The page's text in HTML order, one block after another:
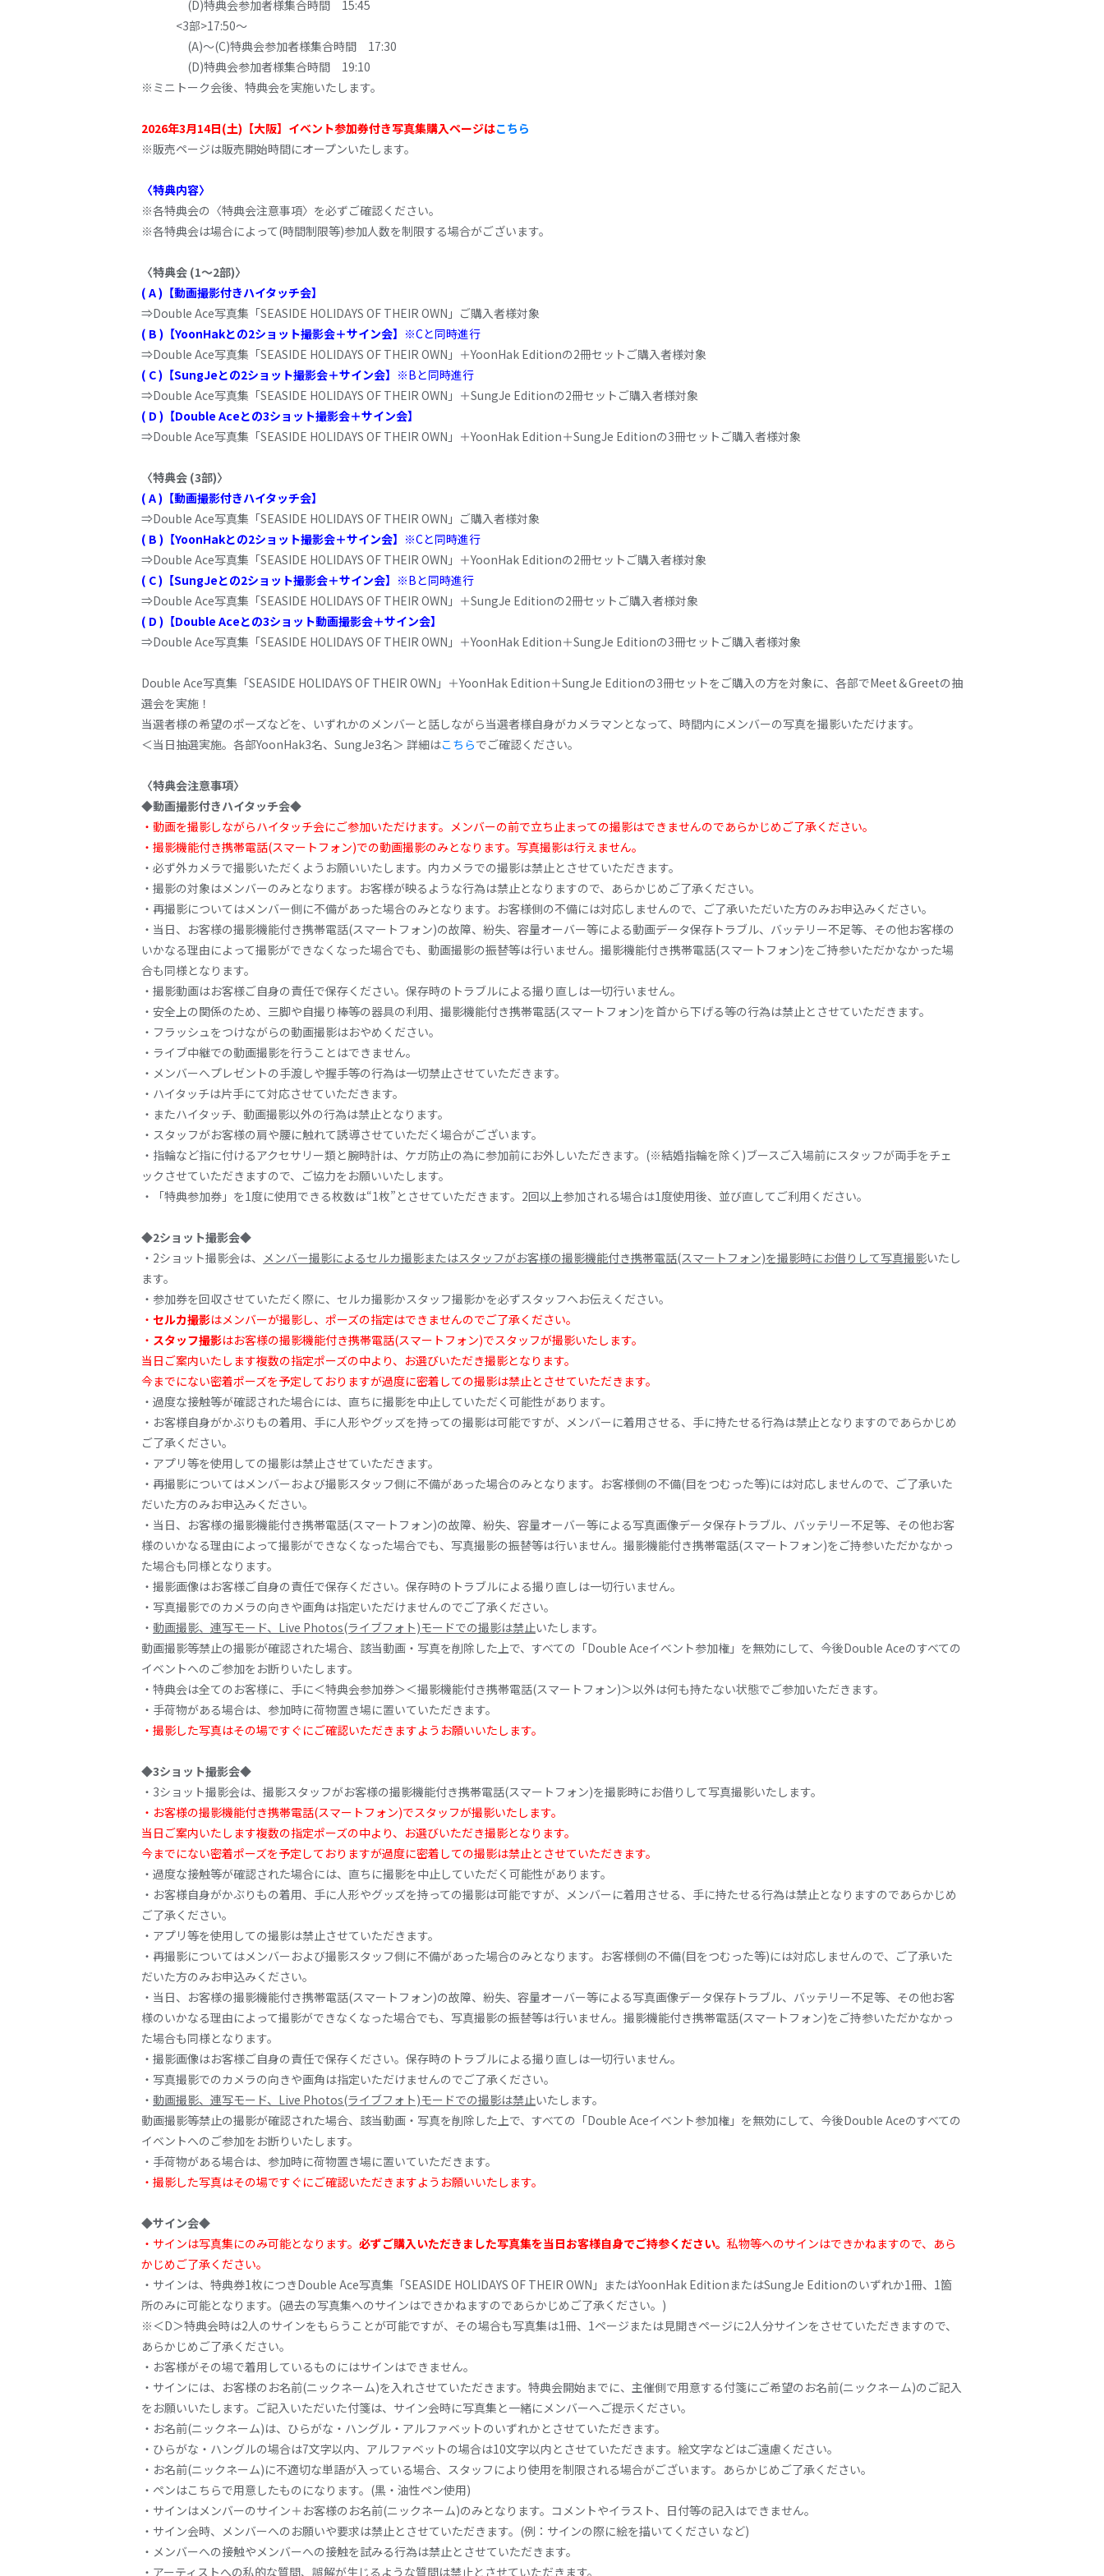
(D)特典会参加者様集合時間 15:45
<3部>17:50～
(A)～(C)特典会参加者様集合時間 17:30
(D)特典会参加者様集合時間 19:10
※ミニトーク会後、特典会を実施いたします。
2026年3月14日(土)【大阪】イベント参加券付き写真集購入ページはこちら
※販売ページは販売開始時間にオープンいたします。
〈特典内容〉
※各特典会の〈特典会注意事項〉を必ずご確認ください。
※各特典会は場合によって(時間制限等)参加人数を制限する場合がございます。
〈特典会 (1～2部)〉
( A )【動画撮影付きハイタッチ会】
⇒Double Ace写真集「SEASIDE HOLIDAYS OF THEIR OWN」ご購入者様対象
( B )【YoonHakとの2ショット撮影会＋サイン会】 ※Cと同時進行
⇒Double Ace写真集「SEASIDE HOLIDAYS OF THEIR OWN」＋YoonHak Editionの2冊セットご購入者様対象
( C )【SungJeとの2ショット撮影会＋サイン会】 ※Bと同時進行
⇒Double Ace写真集「SEASIDE HOLIDAYS OF THEIR OWN」＋SungJe Editionの2冊セットご購入者様対象
( D )【Double Aceとの3ショット撮影会＋サイン会】
⇒Double Ace写真集「SEASIDE HOLIDAYS OF THEIR OWN」＋YoonHak Edition＋SungJe Editionの3冊セットご購入者様対象
〈特典会 (3部)〉
( A )【動画撮影付きハイタッチ会】
⇒Double Ace写真集「SEASIDE HOLIDAYS OF THEIR OWN」ご購入者様対象
( B )【YoonHakとの2ショット撮影会＋サイン会】 ※Cと同時進行
⇒Double Ace写真集「SEASIDE HOLIDAYS OF THEIR OWN」＋YoonHak Editionの2冊セットご購入者様対象
( C )【SungJeとの2ショット撮影会＋サイン会】 ※Bと同時進行
⇒Double Ace写真集「SEASIDE HOLIDAYS OF THEIR OWN」＋SungJe Editionの2冊セットご購入者様対象
( D )【Double Aceとの3ショット動画撮影会＋サイン会】
⇒Double Ace写真集「SEASIDE HOLIDAYS OF THEIR OWN」＋YoonHak Edition＋SungJe Editionの3冊セットご購入者様対象
Double Ace写真集「SEASIDE HOLIDAYS OF THEIR OWN」＋YoonHak Edition＋SungJe Editionの3冊セットをご購入の方を対象に、各部でMeet＆Greetの抽
選会を実施！
当選者様の希望のポーズなどを、いずれかのメンバーと話しながら当選者様自身がカメラマンとなって、時間内にメンバーの写真を撮影いただけます。
＜当日抽選実施。各部YoonHak3名、SungJe3名＞ 詳細はこちらでご確認ください。
〈特典会注意事項〉
◆動画撮影付きハイタッチ会◆
・動画を撮影しながらハイタッチ会にご参加いただけます。メンバーの前で立ち止まっての撮影はできませんのであらかじめご了承ください。
・撮影機能付き携帯電話(スマートフォン)での動画撮影のみとなります。写真撮影は行えません。
・必ず外カメラで撮影いただくようお願いいたします。内カメラでの撮影は禁止とさせていただきます。
・撮影の対象はメンバーのみとなります。お客様が映るような行為は禁止となりますので、あらかじめご了承ください。
・再撮影についてはメンバー側に不備があった場合のみとなります。お客様側の不備には対応しませんので、ご了承いただいた方のみお申込みください。
・当日、お客様の撮影機能付き携帯電話(スマートフォン)の故障、紛失、容量オーバー等による動画データ保存トラブル、バッテリー不足等、その他お客様の
いかなる理由によって撮影ができなくなった場合でも、動画撮影の振替等は行いません。撮影機能付き携帯電話(スマートフォン)をご持参いただかなかった場
合も同様となります。
・撮影動画はお客様ご自身の責任で保存ください。保存時のトラブルによる撮り直しは一切行いません。
・安全上の関係のため、三脚や自撮り棒等の器具の利用、撮影機能付き携帯電話(スマートフォン)を首から下げる等の行為は禁止とさせていただきます。
・フラッシュをつけながらの動画撮影はおやめください。
・ライブ中継での動画撮影を行うことはできません。
・メンバーへプレゼントの手渡しや握手等の行為は一切禁止させていただきます。
・ハイタッチは片手にて対応させていただきます。
・またハイタッチ、動画撮影以外の行為は禁止となります。
・スタッフがお客様の肩や腰に触れて誘導させていただく場合がございます。
・指輪など指に付けるアクセサリー類と腕時計は、ケガ防止の為に参加前にお外しいただきます。(※結婚指輪を除く)ブースご入場前にスタッフが両手をチェ
ックさせていただきますので、ご協力をお願いいたします。
・「特典参加券」を1度に使用できる枚数は“1枚”とさせていただきます。2回以上参加される場合は1度使用後、並び直してご利用ください。
◆2ショット撮影会◆
・2ショット撮影会は、 メンバー撮影によるセルカ撮影またはスタッフがお客様の撮影機能付き携帯電話(スマートフォン)を撮影時にお借りして写真撮影いたし
ます。
・参加券を回収させていただく際に、セルカ撮影かスタッフ撮影かを必ずスタッフへお伝えください。
・ セルカ撮影はメンバーが撮影し、ポーズの指定はできませんのでご了承ください。
・ スタッフ撮影はお客様の撮影機能付き携帯電話(スマートフォン)でスタッフが撮影いたします。
当日ご案内いたします複数の指定ポーズの中より、お選びいただき撮影となります。
今までにない密着ポーズを予定しておりますが過度に密着しての撮影は禁止とさせていただきます。
・過度な接触等が確認された場合には、直ちに撮影を中止していただく可能性があります。
・お客様自身がかぶりもの着用、手に人形やグッズを持っての撮影は可能ですが、メンバーに着用させる、手に持たせる行為は禁止となりますのであらかじめ
ご了承ください。
・アプリ等を使用しての撮影は禁止させていただきます。
・再撮影についてはメンバーおよび撮影スタッフ側に不備があった場合のみとなります。お客様側の不備(目をつむった等)には対応しませんので、ご了承いた
だいた方のみお申込みください。
・当日、お客様の撮影機能付き携帯電話(スマートフォン)の故障、紛失、容量オーバー等による写真画像データ保存トラブル、バッテリー不足等、その他お客
様のいかなる理由によって撮影ができなくなった場合でも、写真撮影の振替等は行いません。撮影機能付き携帯電話(スマートフォン)をご持参いただかなかっ
た場合も同様となります。
・撮影画像はお客様ご自身の責任で保存ください。保存時のトラブルによる撮り直しは一切行いません。
・写真撮影でのカメラの向きや画角は指定いただけませんのでご了承ください。
・ 動画撮影、連写モード、Live Photos(ライブフォト)モードでの撮影は禁止いたします。
動画撮影等禁止の撮影が確認された場合、該当動画・写真を削除した上で、すべての「Double Aceイベント参加権」を無効にして、今後Double Aceのすべての
イベントへのご参加をお断りいたします。
・特典会は全てのお客様に、手に＜特典会参加券＞＜撮影機能付き携帯電話(スマートフォン)＞以外は何も持たない状態でご参加いただきます。
・手荷物がある場合は、参加時に荷物置き場に置いていただきます。
・撮影した写真はその場ですぐにご確認いただきますようお願いいたします。
◆3ショット撮影会◆
・3ショット撮影会は、撮影スタッフがお客様の撮影機能付き携帯電話(スマートフォン)を撮影時にお借りして写真撮影いたします。
・お客様の撮影機能付き携帯電話(スマートフォン)でスタッフが撮影いたします。
当日ご案内いたします複数の指定ポーズの中より、お選びいただき撮影となります。
今までにない密着ポーズを予定しておりますが過度に密着しての撮影は禁止とさせていただきます。
・過度な接触等が確認された場合には、直ちに撮影を中止していただく可能性があります。
・お客様自身がかぶりもの着用、手に人形やグッズを持っての撮影は可能ですが、メンバーに着用させる、手に持たせる行為は禁止となりますのであらかじめ
ご了承ください。
・アプリ等を使用しての撮影は禁止させていただきます。
・再撮影についてはメンバーおよび撮影スタッフ側に不備があった場合のみとなります。お客様側の不備(目をつむった等)には対応しませんので、ご了承いた
だいた方のみお申込みください。
・当日、お客様の撮影機能付き携帯電話(スマートフォン)の故障、紛失、容量オーバー等による写真画像データ保存トラブル、バッテリー不足等、その他お客
様のいかなる理由によって撮影ができなくなった場合でも、写真撮影の振替等は行いません。撮影機能付き携帯電話(スマートフォン)をご持参いただかなかっ
た場合も同様となります。
・撮影画像はお客様ご自身の責任で保存ください。保存時のトラブルによる撮り直しは一切行いません。
・写真撮影でのカメラの向きや画角は指定いただけませんのでご了承ください。
・ 動画撮影、連写モード、Live Photos(ライブフォト)モードでの撮影は禁止いたします。
動画撮影等禁止の撮影が確認された場合、該当動画・写真を削除した上で、すべての「Double Aceイベント参加権」を無効にして、今後Double Aceのすべての
イベントへのご参加をお断りいたします。
・手荷物がある場合は、参加時に荷物置き場に置いていただきます。
・撮影した写真はその場ですぐにご確認いただきますようお願いいたします。
◆サイン会◆
・サインは写真集にのみ可能となります。 必ずご購入いただきました写真集を当日お客様自身でご持参ください。 私物等へのサインはできかねますので、あら
かじめご了承ください。
・サインは、特典券1枚につきDouble Ace写真集「SEASIDE HOLIDAYS OF THEIR OWN」またはYoonHak EditionまたはSungJe Editionのいずれか1冊、1箇
所のみに可能となります。(過去の写真集へのサインはできかねますのであらかじめご了承ください。)
※＜D＞特典会時は2人のサインをもらうことが可能ですが、その場合も写真集は1冊、1ページまたは見開きページに2人分サインをさせていただきますので、
あらかじめご了承ください。
・お客様がその場で着用しているものにはサインはできません。
・サインには、お客様のお名前(ニックネーム)を入れさせていただきます。特典会開始までに、主催側で用意する付箋にご希望のお名前(ニックネーム)のご記入
をお願いいたします。ご記入いただいた付箋は、サイン会時に写真集と一緒にメンバーへご提示ください。
・お名前(ニックネーム)は、ひらがな・ハングル・アルファベットのいずれかとさせていただきます。
・ひらがな・ハングルの場合は7文字以内、アルファベットの場合は10文字以内とさせていただきます。絵文字などはご遠慮ください。
・お名前(ニックネーム)に不適切な単語が入っている場合、スタッフにより使用を制限される場合がございます。あらかじめご了承ください。
・ペンはこちらで用意したものになります。(黒・油性ペン使用)
・サインはメンバーのサイン＋お客様のお名前(ニックネーム)のみとなります。コメントやイラスト、日付等の記入はできません。
・サイン会時、メンバーへのお願いや要求は禁止とさせていただきます。(例：サインの際に絵を描いてください など)
・メンバーへの接触やメンバーへの接触を試みる行為は禁止とさせていただきます。
・アーティストへの私的な質問、誤解が生じるような質問は禁止とさせていただきます。